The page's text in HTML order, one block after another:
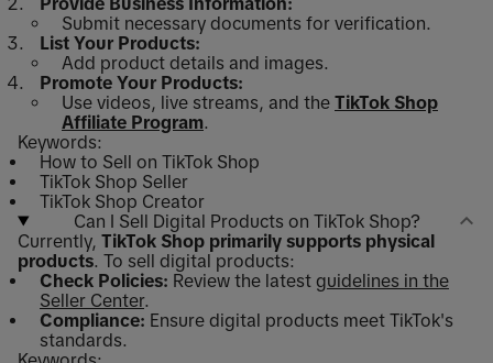
Submit necessary documents for verification.
List Your Products:
Add product details and images.
Promote Your Products:
Use videos, live streams, and the TikTok Shop
Affiliate Program.
Keywords:
How to Sell on TikTok Shop
TikTok Shop Seller
TikTok Shop Creator
Can I Sell Digital Products on TikTok Shop?
Currently, TikTok Shop primarily supports physical
products. To sell digital products:
Check Policies: Review the latest guidelines in the
Seller Center.
Compliance: Ensure digital products meet TikTok's
standards.